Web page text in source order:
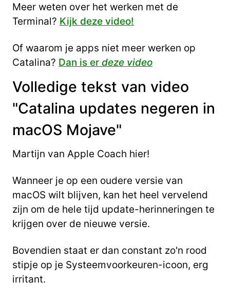
Meer weten over het werken met de
Terminal? Kijk deze video!
Of waarom je apps niet meer werken op
Catalina? Dan is er deze video
Volledige tekst van video
"Catalina updates negeren in
macOS Mojave"
Martijn van Apple Coach hier!
Wanneer je op een oudere versie van
macOS wilt blijven, kan het heel vervelend
zijn om de hele tijd update-herinneringen te
krijgen over de nieuwe versie.
Bovendien staat er dan constant zo'n rood
stipje op je Systeemvoorkeuren-icoon, erg
irritant.